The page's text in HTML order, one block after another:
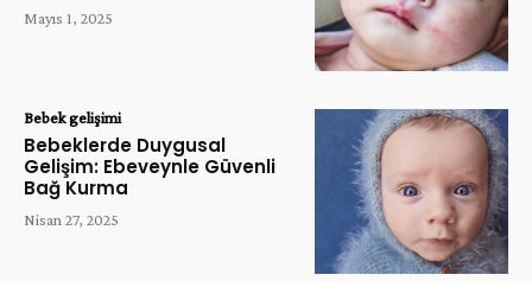
Mayıs 1, 2025
Bebek gelişimi
Bebeklerde Duygusal
Gelişim: Ebeveynle Güvenli
Bağ Kurma
Nisan 27, 2025